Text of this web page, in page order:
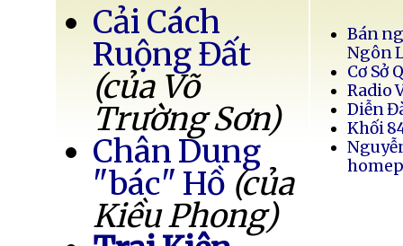
Cải Cách
Ruộng Đất
(của Võ
Trường Sơn)
Chân Dung
"bác" Hồ (của
Kiều Phong)
Bán
Ngôn
Cơ Sở
Radio
Diễn
Khối